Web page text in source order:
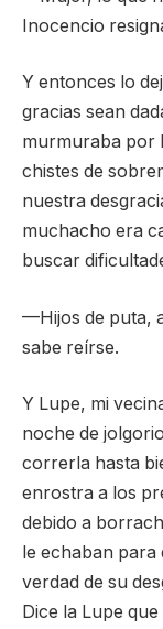
Inocencio
Y entonces lo
gracias sean
murmuraba por
chistes de
nuestra
muchacho era
buscar
—Hijos de puta,
sabe reírse.
Y Lupe, mi
noche de
correrla hasta
enrostra a los
debido a
le echaban
verdad de su
Dice la Lupe